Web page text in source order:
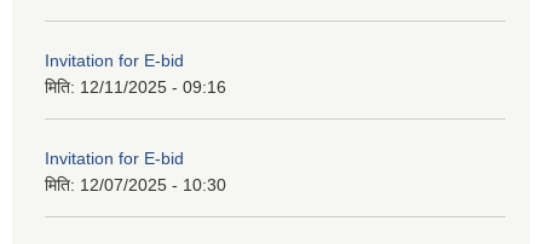
Invitation for E-bid
मिति: 12/11/2025 - 09:16
Invitation for E-bid
मिति: 12/07/2025 - 10:30